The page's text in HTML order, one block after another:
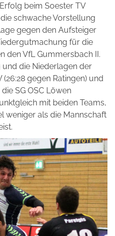
beim Soester TV
schwache Vorstellung
gegen den Aufsteiger
für die
den VfL Gummersbach II.
und die Niederlagen der
gegen Ratingen) und
SG OSC Löwen
mit beiden Teams,
weniger als die Mannschaft